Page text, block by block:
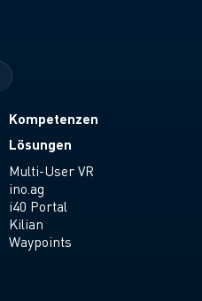
Kompetenzen
Lösungen
Multi-User VR
ino.ag
i40 Portal
Kilian
Waypoints